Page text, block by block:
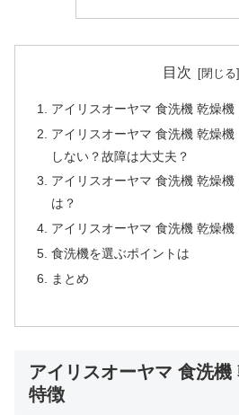
目次
アイリスオーヤマ 食洗機 乾燥機
アイリスオーヤマ 食洗機 乾燥
しない？故障は大丈夫？
アイリスオーヤマ 食洗機 乾燥
は？
アイリスオーヤマ 食洗機 乾燥
食洗機を選ぶポイントは
まとめ
アイリスオーヤマ 食洗機
特徴